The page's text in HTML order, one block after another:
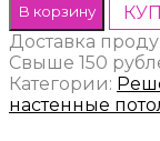
В корзину
Доставка
Свыше 150
Категории:
настенные